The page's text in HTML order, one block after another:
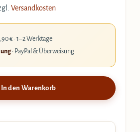
Versandkosten
€ · 1–2 Werktage
· PayPal & Überweisung
In den Warenkorb